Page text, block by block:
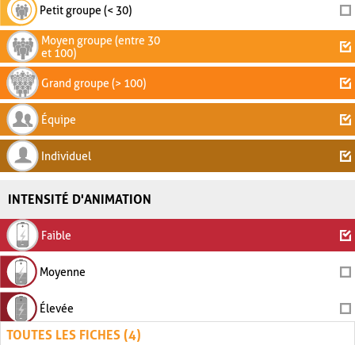
Petit groupe (< 30)
Moyen groupe (entre 30
et 100)
Grand groupe (> 100)
Équipe
Individuel
INTENSITÉ D'ANIMATION
Faible
Moyenne
Élevée
TOUTES LES FICHES (4)